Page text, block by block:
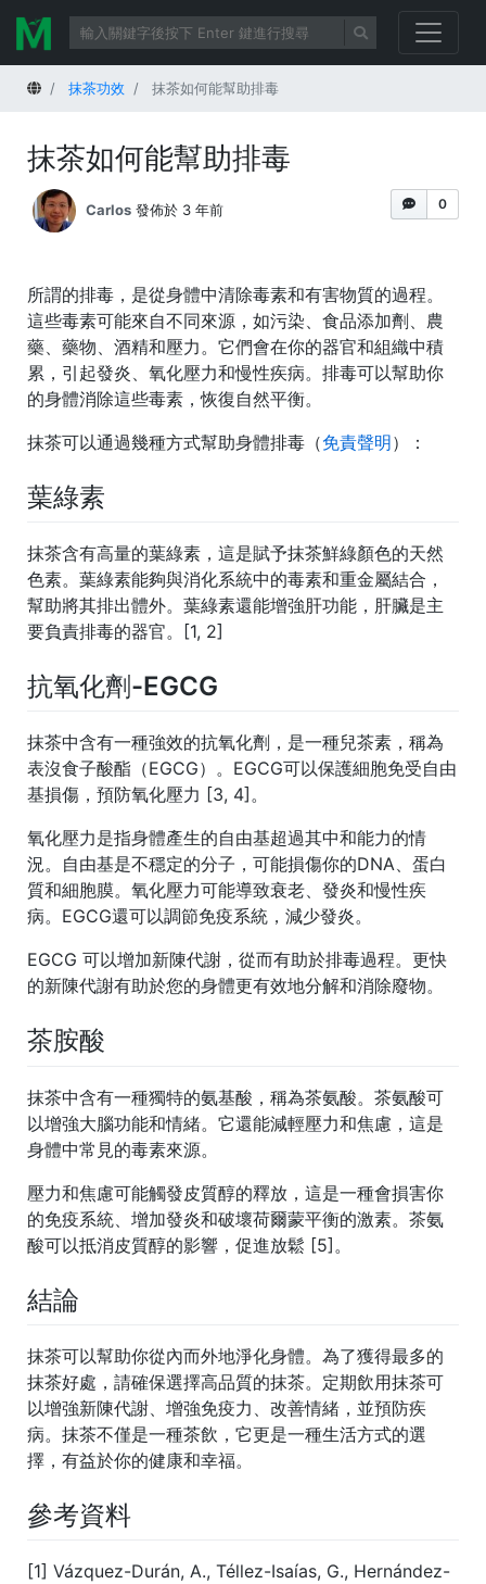
首頁 抹茶功效 抹茶如何能幫助排毒
抹茶如何能幫助排毒
0
Carlos 發佈於 3 年前
所謂的排毒，是從身體中清除毒素和有害物質的過程。
這些毒素可能來自不同來源，如污染、食品添加劑、農
藥、藥物、酒精和壓力。它們會在你的器官和組織中積
累，引起發炎、氧化壓力和慢性疾病。排毒可以幫助你
的身體消除這些毒素，恢復自然平衡。
抹茶可以通過幾種方式幫助身體排毒（免責聲明）：
葉綠素
抹茶含有高量的葉綠素，這是賦予抹茶鮮綠顏色的天然
色素。葉綠素能夠與消化系統中的毒素和重金屬結合，
幫助將其排出體外。葉綠素還能增強肝功能，肝臟是主
要負責排毒的器官。[1, 2]
抗氧化劑-EGCG
抹茶中含有一種強效的抗氧化劑，是一種兒茶素，稱為
表沒食子酸酯（EGCG）。EGCG可以保護細胞免受自由
基損傷，預防氧化壓力 [3, 4]。
氧化壓力是指身體產生的自由基超過其中和能力的情
況。自由基是不穩定的分子，可能損傷你的DNA、蛋白
質和細胞膜。氧化壓力可能導致衰老、發炎和慢性疾
病。EGCG還可以調節免疫系統，減少發炎。
EGCG 可以增加新陳代謝，從而有助於排毒過程。更快
的新陳代謝有助於您的身體更有效地分解和消除廢物。
茶胺酸
抹茶中含有一種獨特的氨基酸，稱為茶氨酸。茶氨酸可
以增強大腦功能和情緒。它還能減輕壓力和焦慮，這是
身體中常見的毒素來源。
壓力和焦慮可能觸發皮質醇的釋放，這是一種會損害你
的免疫系統、增加發炎和破壞荷爾蒙平衡的激素。茶氨
酸可以抵消皮質醇的影響，促進放鬆 [5]。
結論
抹茶可以幫助你從內而外地淨化身體。為了獲得最多的
抹茶好處，請確保選擇高品質的抹茶。定期飲用抹茶可
以增強新陳代謝、增強免疫力、改善情緒，並預防疾
病。抹茶不僅是一種茶飲，它更是一種生活方式的選
擇，有益於你的健康和幸福。
參考資料
[1] Vázquez-Durán, A., Téllez-Isaías, G., Hernández-